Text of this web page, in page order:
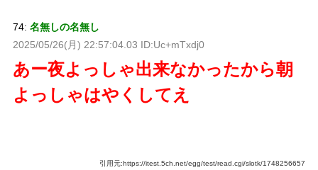
74: 名無しの名無し
2025/05/26(月) 22:57:04.03 ID:Uc+mTxdj0
あー夜よっしゃ出来なかったから朝
よっしゃはやくしてえ
引用元:https://itest.5ch.net/egg/test/read.cgi/slotk/1748256657